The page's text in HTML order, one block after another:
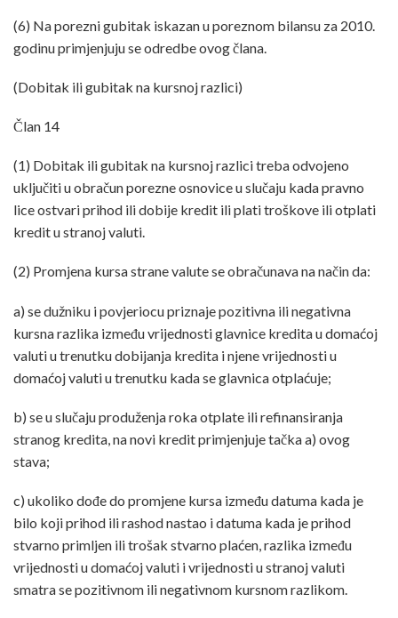
(6) Na porezni gubitak iskazan u poreznom bilansu za 2010.
godinu primjenjuju se odredbe ovog člana.
(Dobitak ili gubitak na kursnoj razlici)
Član 14
(1) Dobitak ili gubitak na kursnoj razlici treba odvojeno
uključiti u obračun porezne osnovice u slučaju kada pravno
lice ostvari prihod ili dobije kredit ili plati troškove ili otplati
kredit u stranoj valuti.
(2) Promjena kursa strane valute se obračunava na način da:
a) se dužniku i povjeriocu priznaje pozitivna ili negativna
kursna razlika između vrijednosti glavnice kredita u domaćoj
valuti u trenutku dobijanja kredita i njene vrijednosti u
domaćoj valuti u trenutku kada se glavnica otplaćuje;
b) se u slučaju produženja roka otplate ili refinansiranja
stranog kredita, na novi kredit primjenjuje tačka a) ovog
stava;
c) ukoliko dođe do promjene kursa između datuma kada je
bilo koji prihod ili rashod nastao i datuma kada je prihod
stvarno primljen ili trošak stvarno plaćen, razlika između
vrijednosti u domaćoj valuti i vrijednosti u stranoj valuti
smatra se pozitivnom ili negativnom kursnom razlikom.